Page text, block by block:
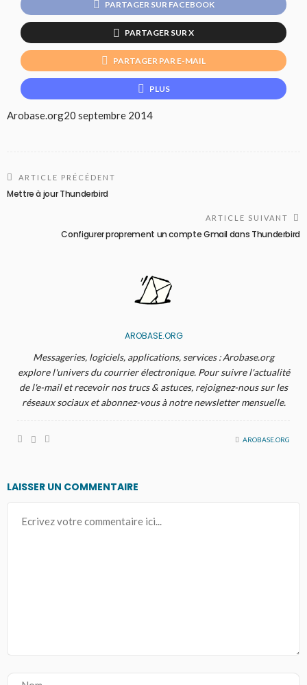
PARTAGER SUR FACEBOOK
PARTAGER SUR X
PARTAGER PAR E-MAIL
PLUS
Arobase.org20 septembre 2014
ARTICLE PRÉCÉDENT
Mettre à jour Thunderbird
ARTICLE SUIVANT
Configurer proprement un compte Gmail dans Thunderbird
AROBASE.ORG
Messageries, logiciels, applications, services : Arobase.org
explore l'univers du courrier électronique. Pour suivre l'actualité
de l'e-mail et recevoir nos trucs & astuces, rejoignez-nous sur les
réseaux sociaux et abonnez-vous à notre newsletter mensuelle.
AROBASE.ORG
LAISSER UN COMMENTAIRE